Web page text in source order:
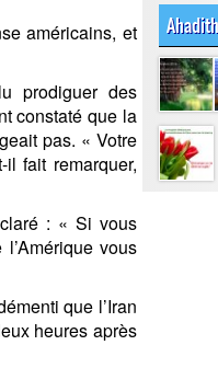
américains, et
prodiguer des
constaté que la
pas. « Votre
fait remarquer,
: « Si vous
vous
que l’Iran
heures après
Ahadith